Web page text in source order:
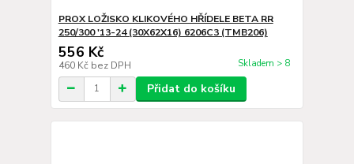
PROX LOŽISKO KLIKOVÉHO HŘÍDELE BETA RR
250/300 '13-24 (30X62X16) 6206C3 (TMB206)
556 Kč
460 Kč bez DPH Skladem > 8
Přidat do košíku